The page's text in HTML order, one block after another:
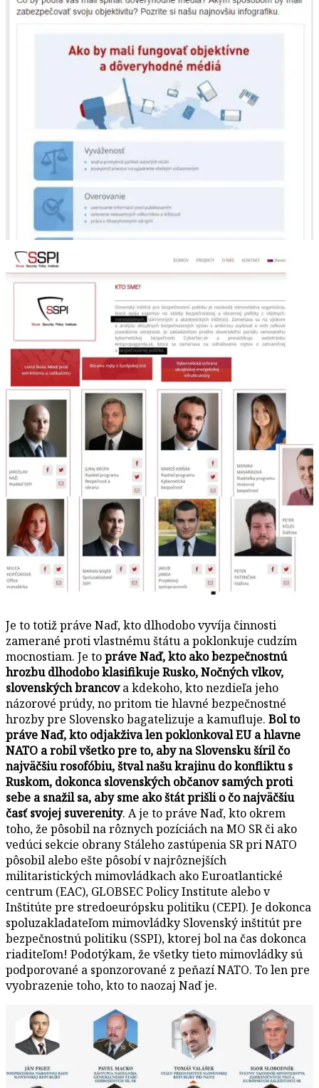
Je to totiž práve Naď, kto dlhodobo vyvíja činnosti
zamerané proti vlastnému štátu a poklonkuje cudzím
mocnostiam. Je topráve Naď, kto ako bezpečnostnú
hrozbu dlhodobo klasifikuje Rusko, Nočných vlkov,
slovenských brancova kdekoho, kto nezdieľa jeho
názorové prúdy, no pritom tie hlavné bezpečnostné
hrozby pre Slovensko bagatelizuje a kamufluje. Bol to
práve Naď, kto odjakživa len poklonkoval EU a hlavne
NATO a robil všetko pre to, aby na Slovensku šíril čo
najväčšiu rosofóbiu, štval našu krajinu do konfliktu s
Ruskom, dokonca slovenských občanov samých proti
sebe a snažil sa, aby sme ako štát prišli o čo najväčšiu
časť svojej suverenity. A je to práve Naď, kto okrem
toho, že pôsobil na rôznych pozíciách na MO SR či ako
vedúci sekcie obrany Stáleho zastúpenia SR pri NATO
pôsobil alebo ešte pôsobí v najrôznejších
militaristických mimovládkach ako Euroatlantické
centrum (EAC), GLOBSEC Policy Institute alebo v
Inštitúte pre stredoeurópsku politiku (CEPI). Je dokonca
spoluzakladateľom mimovládky Slovenský inštitút pre
bezpečnostnú politiku (SSPI), ktorej bol na čas dokonca
riaditeľom! Podotýkam, že všetky tieto mimovládky sú
podporované a sponzorované z peňazí NATO. To len pre
vyobrazenie toho, kto to naozaj Naď je.